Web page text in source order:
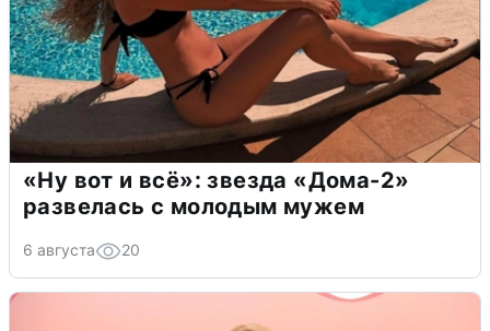
«Ну вот и всё»: звезда «Дома-2»
развелась с молодым мужем
6 августа 20